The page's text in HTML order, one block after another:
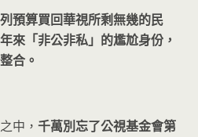
預算買回華視所剩無幾的民
來「非公非私」的尷尬身份，
合。
中， 千萬別忘了公視基金會第